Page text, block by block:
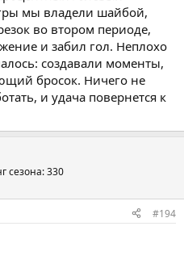
мы владели шайбой,
во втором периоде,
и забил гол. Неплохо
создавали моменты,
бросок. Ничего не
и удача повернется к
сезона: 330
#194